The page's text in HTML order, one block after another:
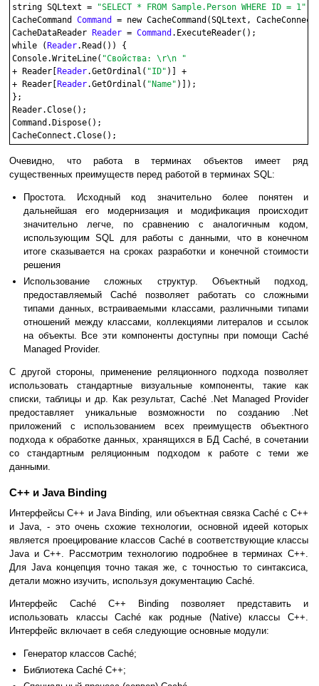
string SQLtext =
"SELECT * FROM Sample.Person WHERE ID = 1"
CacheCommand Command
= new CacheCommand(SQLtext,
CacheDataReader Reader = Command .ExecuteReader();
while (Reader.Read()) {
Console.WriteLine( "Свойства: \r\n "
+ Reader[Reader.GetOrdinal( "ID" )] +
+ Reader[Reader.GetOrdinal( "Name" )]);
};
Reader.Close();
Command.Dispose();
Очевидно, что работа в терминах объектов имеет ряд
существенных преимуществ перед работой в терминах SQL:
Простота. Исходный код значительно более понятен и
дальнейшая его модернизация и модификация происходит
значительно легче, по сравнению с аналогичным кодом,
использующим SQL для работы с данными, что в конечном
итоге сказывается на сроках разработки и конечной стоимости
решения
Использование сложных структур. Объектный подход,
предоставляемый Caché позволяет работать со сложными
типами данных, встраиваемыми классами, различными типами
отношений между классами, коллекциями литералов и ссылок
на объекты. Все эти компоненты доступны при помощи Caché
Managed Provider.
С другой стороны, применение реляционного подхода позволяет
использовать стандартные визуальные компоненты, такие как
списки, таблицы и др. Как результат, Caché .Net Managed Provider
предоставляет уникальные возможности по созданию .Net
приложений с использованием всех преимуществ объектного
подхода к обработке данных, хранящихся в БД Caché, в сочетании
со стандартным реляционным подходом к работе с теми же
данными.
C++ и Java Binding
Интерфейсы C++ и Java Binding, или объектная связка Caché с C++
и Java, - это очень схожие технологии, основной идеей которых
является проецирование классов Caché в соответствующие классы
Java и C++. Рассмотрим технологию подробнее в терминах С++.
Для Java концепция точно такая же, с точностью то синтаксиса,
детали можно изучить, используя документацию Caché.
Интерфейс Caché C++ Binding позволяет представить и
использовать классы Caché как родные (Native) классы C++.
Интерфейс включает в себя следующие основные модули:
Генератор классов Caché;
Библиотека Caché С++;